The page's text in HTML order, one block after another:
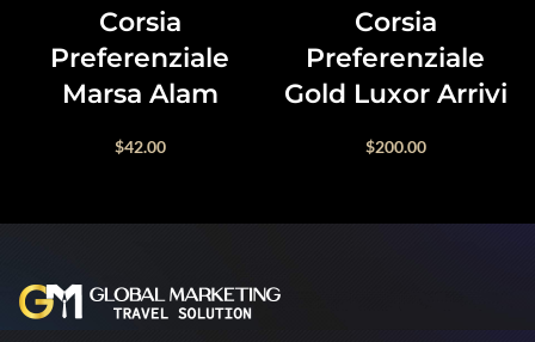
Corsia
Preferenziale
Marsa Alam
$42.00
Corsia
Preferenziale
Gold Luxor Arrivi
$200.00